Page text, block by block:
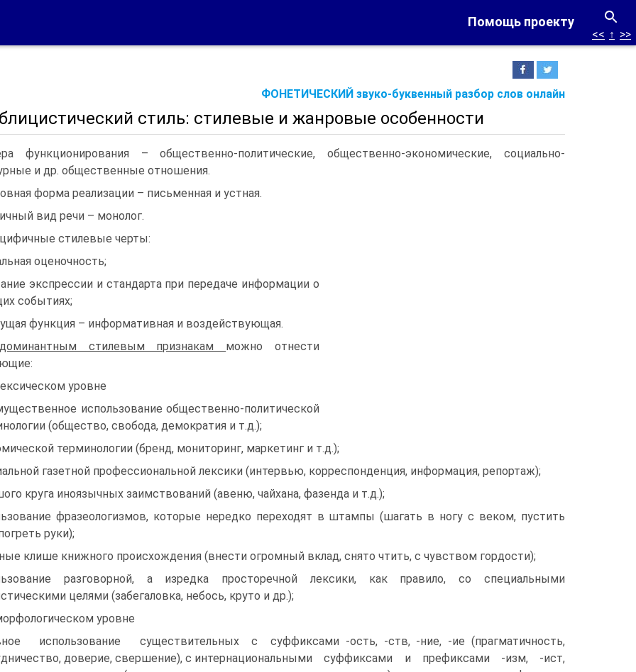
Помощь проекту
ФОНЕТИЧЕСКИЙ звуко-буквенный разбор слов онлайн
<< ↑ >>
стиль: стилевые и жанровые особенности
функционирования – общественно-политические, общественно-экономические, социально-
и др. общественные отношения.
форма реализации – письменная и устная.
вид речи – монолог.
стилевые черты:
оценочность;
экспрессии и стандарта при передаче информации о
событиях;
функция – информативная и воздействующая.
стилевым признакам можно отнести
уровне
использование общественно-политической
(общество, свобода, демократия и т.д.);
терминологии (бренд, мониторинг, маркетинг и т.д.);
газетной профессиональной лексики (интервью, корреспонденция, информация, репортаж);
круга иноязычных заимствований (авеню, чайхана, фазенда и т.д.);
фразеологизмов, которые нередко переходят в штампы (шагать в ногу с веком, пустить
руки);
клише книжного происхождения (внести огромный вклад, снято чтить, с чувством гордости);
разговорной, а изредка просторечной лексики, как правило, со специальными
целями (забегаловка, небось, круто и др.);
уровне
использование существительных с суффиксами -ость, -ств, -ние, -ие (прагматичность,
доверие, свершение), с интернациональными суффиксами и префиксами -изм, -ист,